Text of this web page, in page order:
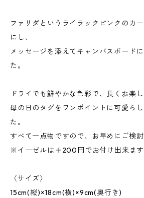
ファリダというライラックピンクのカ
にし、
メッセージを添えてキャンバスボード
た。
ドライでも鮮やかな色彩で、長くお楽
母の日のタグをワンポイントに可愛ら
た。
すべて一点物ですので、お早めにご検
※イーゼルは＋200円でお付け出来ます
〈サイズ〉
15cm(縦)×18cm(横)×9cm(奥行き)